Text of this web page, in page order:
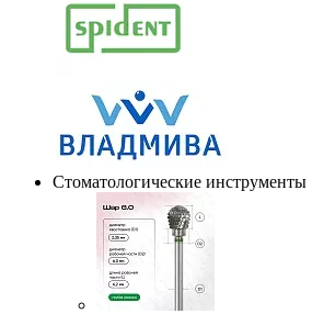
Стоматологические инструменты